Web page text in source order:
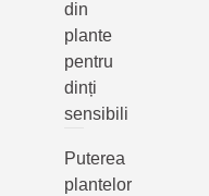
din
plante
pentru
dinți
sensibili
Puterea
plantelor